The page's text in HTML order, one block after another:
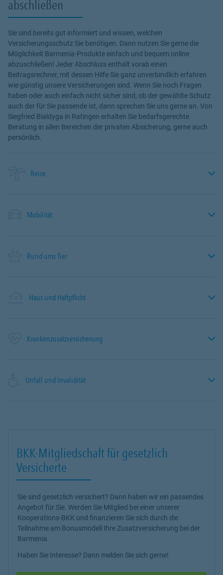
abschließen
Sie sind bereits gut informiert und wissen, welchen
Versicherungsschutz Sie benötigen. Dann nutzen Sie gerne die
Möglichkeit Barmenia-Produkte einfach und bequem online
abzuschließen! Jeder Abschluss enthält vorab einen
Beitragsrechner, mit dessen Hilfe Sie ganz unverbindlich erfahren
wie günstig unsere Versicherungen sind. Wenn Sie noch Fragen
haben oder auch einfach nicht sicher sind, ob der gewählte Schutz
auch der für Sie passende ist, dann sprechen Sie uns gerne an. Von
Siegfried Bialdyga in Ratingen erhalten Sie bedarfsgerechte
Beratung in allen Bereichen der privaten Absicherung, gerne auch
persönlich.
Reise
Mobilität
Rund ums Tier
Haus und Haftpflicht
Krankenzusatzversicherung
Unfall und Invalidität
BKK-Mitgliedschaft für gesetzlich
Versicherte
Sie sind gesetzlich versichert? Dann haben wir ein passendes
Angebot für Sie. Werden Sie Mitglied bei einer unserer
Kooperations-BKK und finanzieren Sie sich durch die
Teilnahme am Bonusmodell Ihre Zusatzversicherung bei der
Barmenia.
Haben Sie Interesse? Dann melden Sie sich gerne!